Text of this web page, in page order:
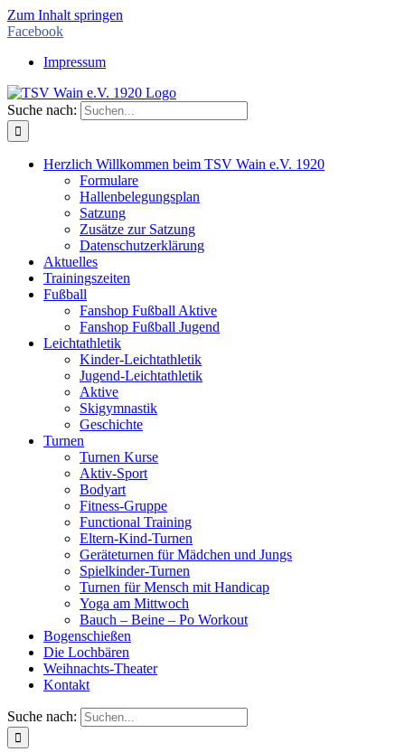
Zum Inhalt springen
Facebook
Impressum
Suche nach:
Herzlich Willkommen beim TSV Wain e.V. 1920
Formulare
Hallenbelegungsplan
Satzung
Zusätze zur Satzung
Datenschutzerklärung
Aktuelles
Trainingszeiten
Fußball
Fanshop Fußball Aktive
Fanshop Fußball Jugend
Leichtathletik
Kinder-Leichtathletik
Jugend-Leichtathletik
Aktive
Skigymnastik
Geschichte
Turnen
Turnen Kurse
Aktiv-Sport
Bodyart
Fitness-Gruppe
Functional Training
Eltern-Kind-Turnen
Geräteturnen für Mädchen und Jungs
Spielkinder-Turnen
Turnen für Mensch mit Handicap
Yoga am Mittwoch
Bauch – Beine – Po Workout
Bogenschießen
Die Lochbären
Weihnachts-Theater
Kontakt
Suche nach: